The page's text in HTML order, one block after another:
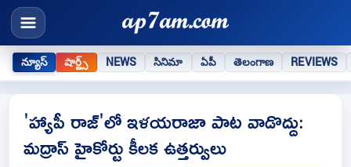
న్యూస్ షార్ట్స్ NEWS సినిమా ఏపీ తెలంగాణ REVIEWS
'హ్యాపీ రాజ్'లో ఇళయరాజా పాట వాడొద్దు:
మద్రాస్ హైకోర్టు కీలక ఉత్తర్వులు